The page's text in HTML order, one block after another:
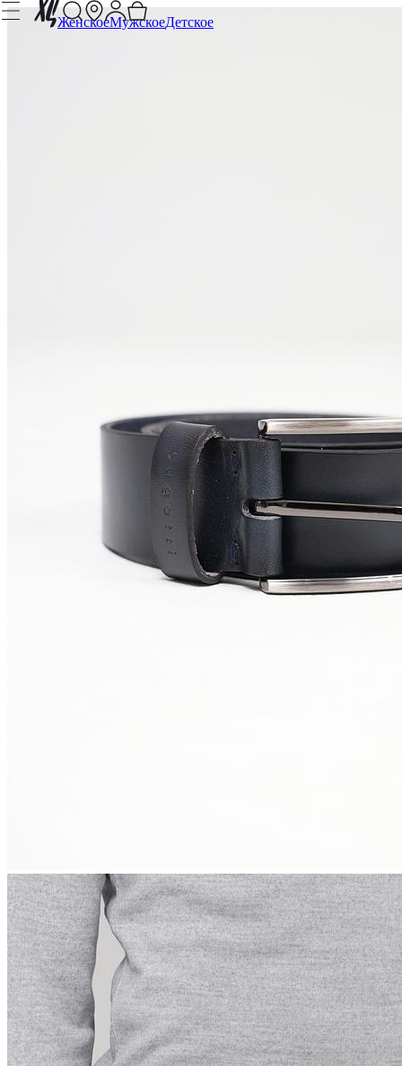
ЖенскоеМужскоеДетское